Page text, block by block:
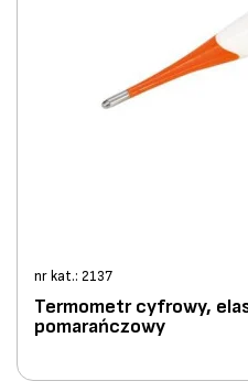
nr kat.: 2137
Termometr cyfrowy,
pomarańczowy